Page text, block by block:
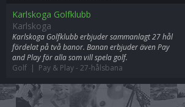
Karlskoga Golfklubb
Karlskoga
Karlskoga Golfklubb erbjuder sammanlagt 27 hål
fördelat på två banor. Banan erbjuder även Pay
and Play för alla som vill spela golf.
Golf | Pay & Play- 27-hålsbana